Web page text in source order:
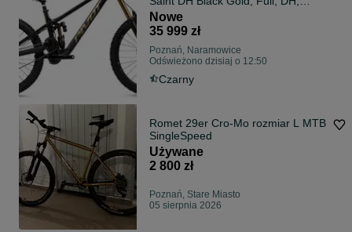
gwar, FV
Nowe
35 999 zł
Poznań, Naramowice
Odświeżono dzisiaj o 12:50
Czarny
Romet 29er Cro-Mo rozmiar L MTB
SingleSpeed
Używane
2 800 zł
Poznań, Stare Miasto
05 sierpnia 2026